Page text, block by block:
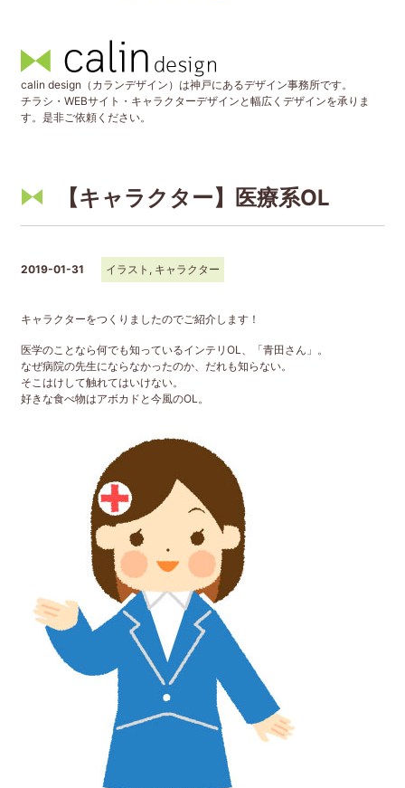
calin design（カランデザイン）は神戸にあるデザイン事務所です。
チラシ・WEBサイト・キャラクターデザインと幅広くデザインを承りま
す。是非ご依頼ください。
【キャラクター】医療系OL
2019-01-31 イラスト , キャラクター
キャラクターをつくりましたのでご紹介します！
医学のことなら何でも知っているインテリOL、「青田さん」。
なぜ病院の先生にならなかったのか、だれも知らない。
そこはけして触れてはいけない。
好きな食べ物はアボカドと今風のOL。